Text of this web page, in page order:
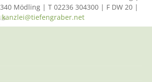
Mödling | T 02236 304300 | F DW 20 |
kanzlei@tiefengraber.net